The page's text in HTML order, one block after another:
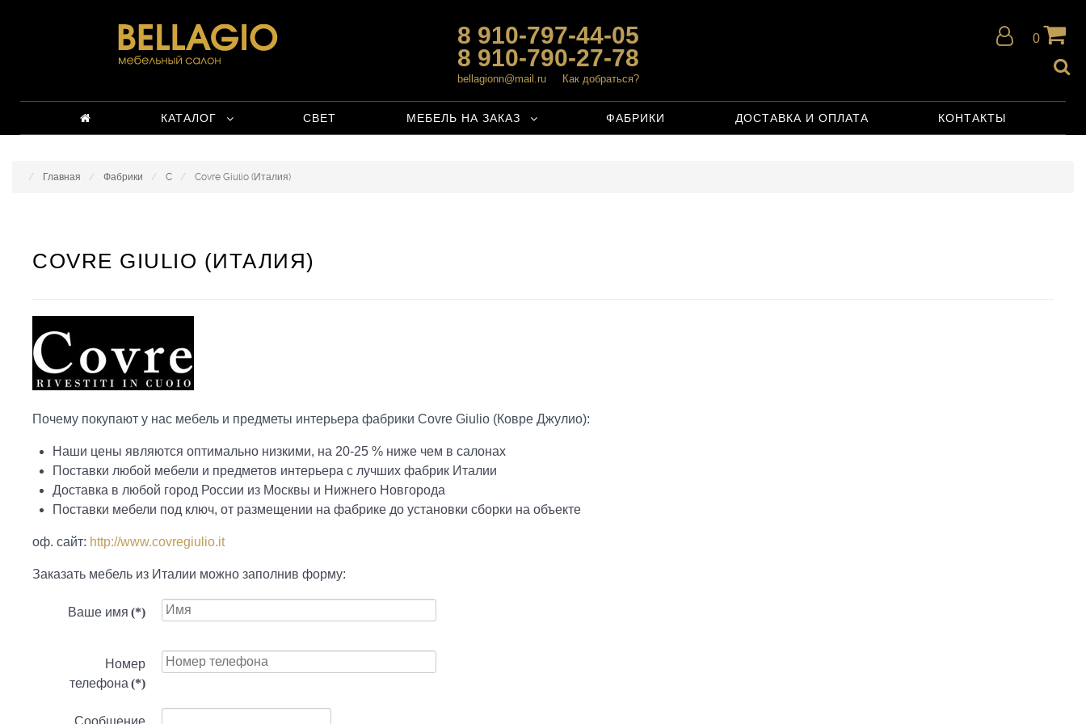
8 910-797-44-05
8 910-790-27-78
bellagionn@mail.ru Как добраться?
0
КАТАЛОГ СВЕТ МЕБЕЛЬ НА ЗАКАЗ ФАБРИКИ ДОСТАВКА И ОПЛАТА КОНТАКТЫ
Главная Фабрики C Covre Giulio (Италия)
COVRE GIULIO (ИТАЛИЯ)
Почему покупают у нас мебель и предметы интерьера фабрики Covre Giulio (Ковре Джулио):
Наши цены являются оптимально низкими, на 20-25 % ниже чем в салонах
Поставки любой мебели и предметов интерьера с лучших фабрик Италии
Доставка в любой город России из Москвы и Нижнего Новгорода
Поставки мебели под ключ, от размещении на фабрике до установки сборки на объекте
оф. сайт: http://www.covregiulio.it
Заказать мебель из Италии можно заполнив форму:
Ваше имя (*)
Номер
телефона (*)
Сообщение